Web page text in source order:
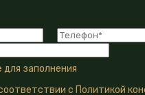
для заполнения
с Политикой